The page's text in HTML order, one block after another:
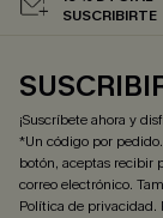
SUSCRIBIRTE
¡Suscríbete ahora y
*Un código por
botón, aceptas recibir
correo electrónico.
Política de privacidad.